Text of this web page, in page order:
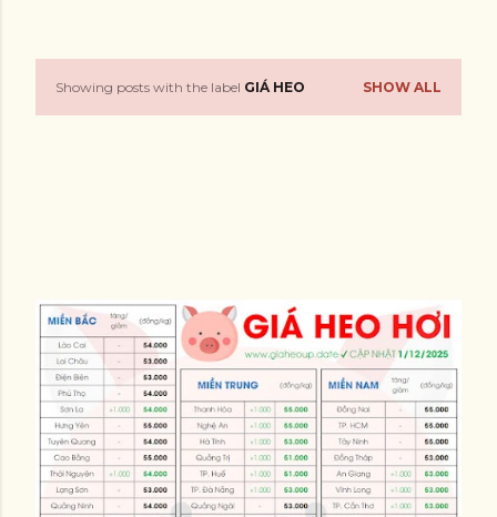
PShowing posts with the label GIÁ HEO SHOW ALL